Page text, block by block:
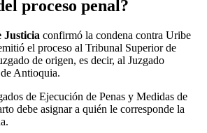
proceso penal?
Justicia confirmó la condena contra Uribe
el proceso al Tribunal Superior de
de origen, es decir, al Juzgado
Antioquia.
de Ejecución de Penas y Medidas de
debe asignar a quién le corresponde la